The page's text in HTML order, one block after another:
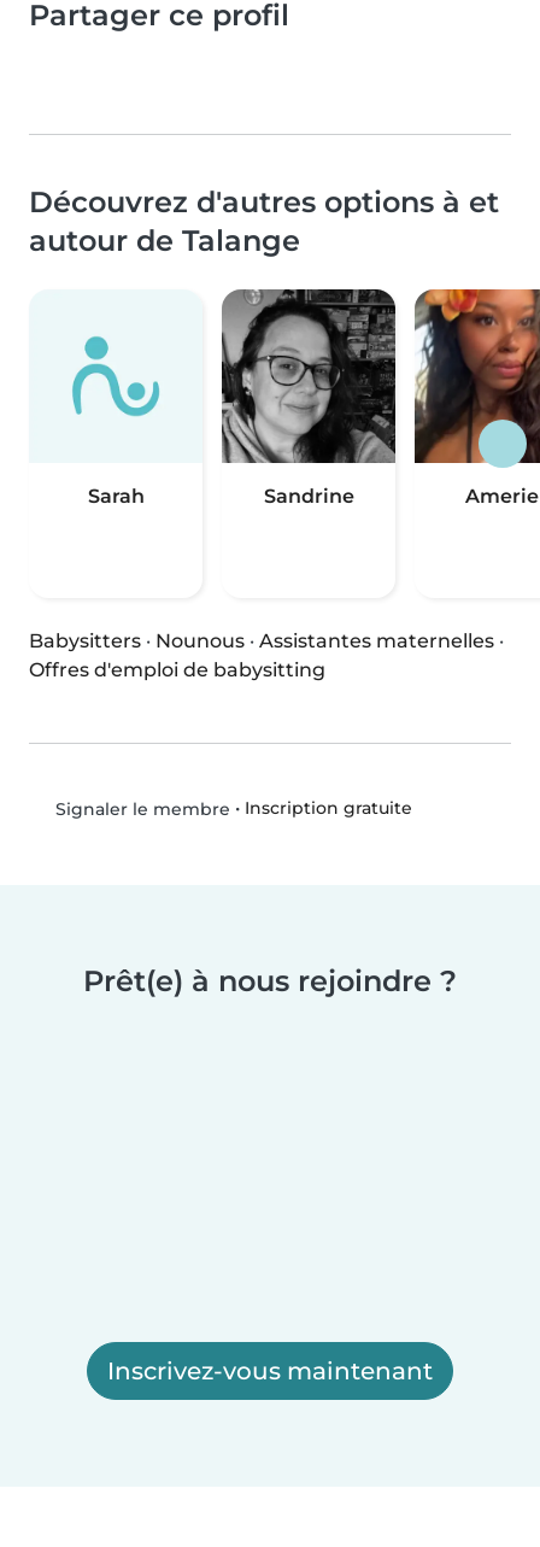
Partager ce profil
Découvrez d'autres options à et
autour de Talange
Sarah Sandrine Amerie
Babysitters · Nounous · Assistantes maternelles ·
Offres d'emploi de babysitting
Signaler le membre • Inscription gratuite
Prêt(e) à nous rejoindre ?
Inscrivez-vous maintenant